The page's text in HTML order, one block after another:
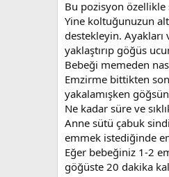
Bu pozisyon
Yine koltuğunuzun
destekleyin. Ayakları
yaklaştırıp göğüs
Bebeği memeden
Emzirme bittikten
yakalamışken
Ne kadar süre ve
Anne sütü çabuk
emmek istediğinde
Eğer bebeğiniz 1-2
göğüste 20 dakika